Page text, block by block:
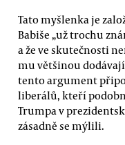
Tato myšlenka je
Babiše „už trochu
a že ve skutečnosti
mu většinou
tento argument
liberálů, kteří
Trumpa v
zásadně se mýlili.